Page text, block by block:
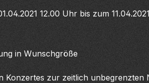
12.00 Uhr bis zum
in Wunschgröße
zur zeitlich unbegrenzten